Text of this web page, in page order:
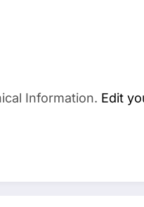
Information. Edit